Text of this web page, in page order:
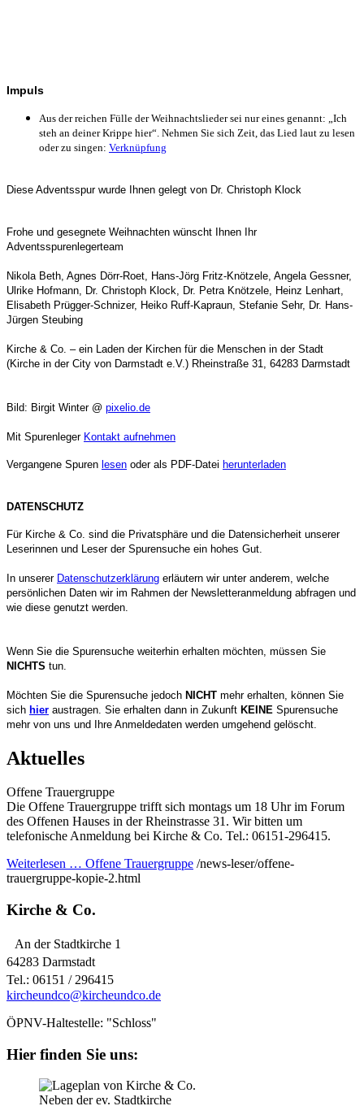
Impuls
Aus der reichen Fülle der Weihnachtslieder sei nur eines genannt: „Ich
steh an deiner Krippe hier“. Nehmen Sie sich Zeit, das Lied laut zu lesen
oder zu singen: Verknüpfung
Diese Adventsspur wurde Ihnen gelegt von Dr. Christoph Klock
Frohe und gesegnete Weihnachten wünscht Ihnen Ihr
Adventsspurenlegerteam
Nikola Beth, Agnes Dörr-Roet, Hans-Jörg Fritz-Knötzele, Angela Gessner,
Ulrike Hofmann, Dr. Christoph Klock, Dr. Petra Knötzele, Heinz Lenhart,
Elisabeth Prügger-Schnizer, Heiko Ruff-Kapraun, Stefanie Sehr, Dr. Hans-
Jürgen Steubing
Kirche & Co. – ein Laden der Kirchen für die Menschen in der Stadt
(Kirche in der City von Darmstadt e.V.) Rheinstraße 31, 64283 Darmstadt
Bild: Birgit Winter @ pixelio.de
Mit Spurenleger Kontakt aufnehmen
Vergangene Spuren lesen oder als PDF-Datei herunterladen
DATENSCHUTZ
Für Kirche & Co. sind die Privatsphäre und die Datensicherheit unserer
Leserinnen und Leser der Spurensuche ein hohes Gut.
In unserer Datenschutzerklärung erläutern wir unter anderem, welche
persönlichen Daten wir im Rahmen der Newsletteranmeldung abfragen und
wie diese genutzt werden.
Wenn Sie die Spurensuche weiterhin erhalten möchten, müssen Sie
NICHTS tun.
Möchten Sie die Spurensuche jedoch NICHT mehr erhalten, können Sie
sich hier austragen. Sie erhalten dann in Zukunft KEINE Spurensuche
mehr von uns und Ihre Anmeldedaten werden umgehend gelöscht.
Aktuelles
Offene Trauergruppe
Die Offene Trauergruppe trifft sich montags um 18 Uhr im Forum
des Offenen Hauses in der Rheinstrasse 31. Wir bitten um
telefonische Anmeldung bei Kirche & Co. Tel.: 06151-296415.
Weiterlesen … Offene Trauergruppe /news-leser/offene-
trauergruppe-kopie-2.html
Kirche & Co.
An der Stadtkirche 1
64283 Darmstadt
Tel.: 06151 / 296415
kircheundco@kircheundco.de
ÖPNV-Haltestelle: "Schloss"
Hier finden Sie uns:
Neben der ev. Stadtkirche